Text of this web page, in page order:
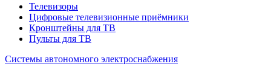
Телевизоры
Цифровые телевизионные приёмники
Кронштейны для ТВ
Пульты для ТВ
Системы автономного электроснабжения